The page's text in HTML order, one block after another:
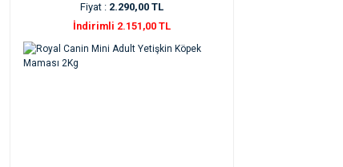
Fiyat : 2.290,00 TL
İndirimli 2.151,00 TL